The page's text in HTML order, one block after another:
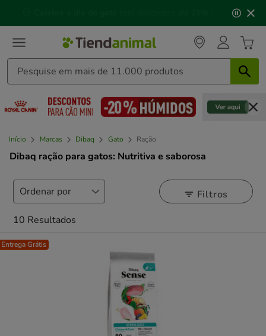
3,
mensagem,
Início Marcas Dibaq Gato Ração
Dibaq ração para gatos: Nutritiva e saborosa
Filtros
10 Resultados
Entrega Grátis